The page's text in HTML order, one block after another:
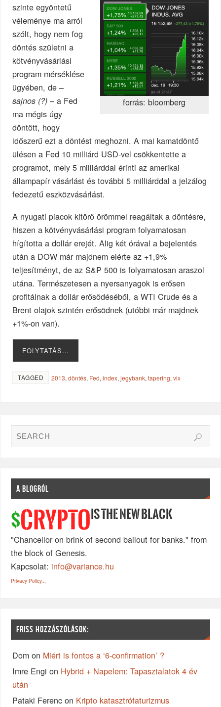
forrás: bloomberg
szinte egyöntetű
véleménye ma arról
szólt, hogy nem fog
döntés születni a
kötvényvásárlási
program mérséklése
ügyében, de –
sajnos (?) – a Fed
ma mégis úgy
döntött, hogy
időszerű ezt a döntést meghozni. A mai kamatdöntő
ülésen a Fed 10 milliárd USD-vel csökkentette a
programot, mely 5 milliárddal érinti az amerikai
állampapír vásárlást és további 5 milliárddal a jelzálog
fedezetű eszközvásárlást.
A nyugati piacok kitörő örömmel reagáltak a döntésre,
hiszen a kötvényvásárlási program folyamatosan
hígította a dollár erejét. Alig két órával a bejelentés
után a DOW már majdnem elérte az +1,9%
teljesítményt, de az S&P 500 is folyamatosan araszol
utána. Természetesen a nyersanyagok is erősen
profitálnak a dollár erősödéséből, a WTI Crude és a
Brent olajok szintén erősödnek (utóbbi már majdnek
+1%-on van).
FOLYTATÁS…
TAGGED 2013,döntés, Fed,index,jegybank,tapering,vix
A BLOGRÓL
$CRYPTO IS THE NEW BLACK
"Chancellor on brink of second bailout for banks." from
the block of Genesis.
Kapcsolat: info@variance.hu
Privacy Policy...
FRISS HOZZÁSZÓLÁSOK:
Dom on Miért is fontos a ‘6-confirmation’ ?
Imre Engi on Hybrid + Napelem: Tapasztalatok 4 év
után
Pataki Ferenc on Kripto katasztrófaturizmus